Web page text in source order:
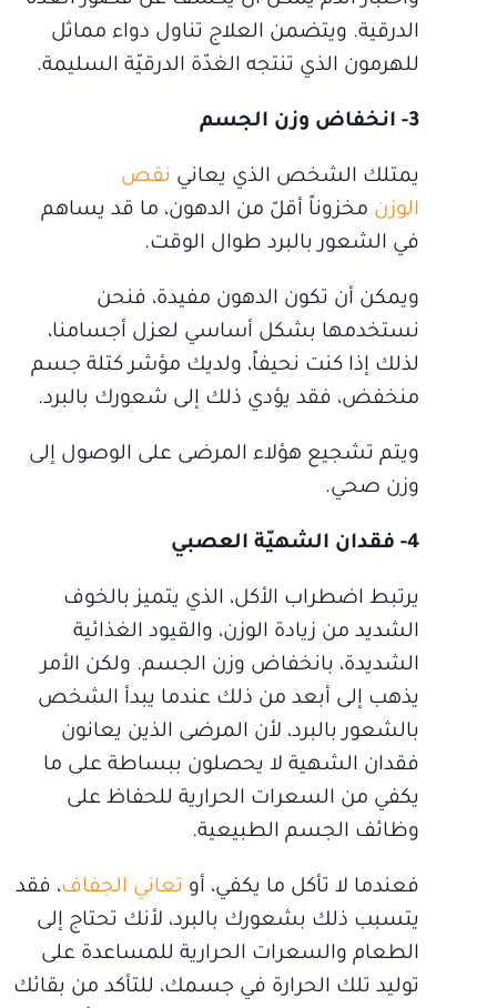
الدرقية. ويتضمن العلاج تناول دواء مماثل
للهرمون الذي تنتجه الغدّة الدرقيّة السليمة.
3- انخفاض وزن الجسم
يمتلك الشخص الذي يعاني نقص
الوزن مخزوناً أقلّ من الدهون، ما قد يساهم
في الشعور بالبرد طوال الوقت.
ويمكن أن تكون الدهون مفيدة، فنحن
نستخدمها بشكل أساسي لعزل أجسامنا،
لذلك إذا كنت نحيفاً، ولديك مؤشر كتلة جسم
منخفض، فقد يؤدي ذلك إلى شعورك بالبرد.
ويتم تشجيع هؤلاء المرضى على الوصول إلى
وزن صحي.
4- فقدان الشهيّة العصبي
يرتبط اضطراب الأكل، الذي يتميز بالخوف
الشديد من زيادة الوزن، والقيود الغذائية
الشديدة، بانخفاض وزن الجسم. ولكن الأمر
يذهب إلى أبعد من ذلك عندما يبدأ الشخص
بالشعور بالبرد، لأن المرضى الذين يعانون
فقدان الشهية لا يحصلون ببساطة على ما
يكفي من السعرات الحرارية للحفاظ على
وظائف الجسم الطبيعية.
فعندما لا تأكل ما يكفي، أو تعاني الجفاف، فقد
يتسبب ذلك بشعورك بالبرد، لأنك تحتاج إلى
الطعام والسعرات الحرارية للمساعدة على
توليد تلك الحرارة في جسمك، للتأكد من بقائك